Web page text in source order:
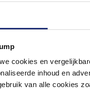
cookies en
inhoud en
van alle cookies